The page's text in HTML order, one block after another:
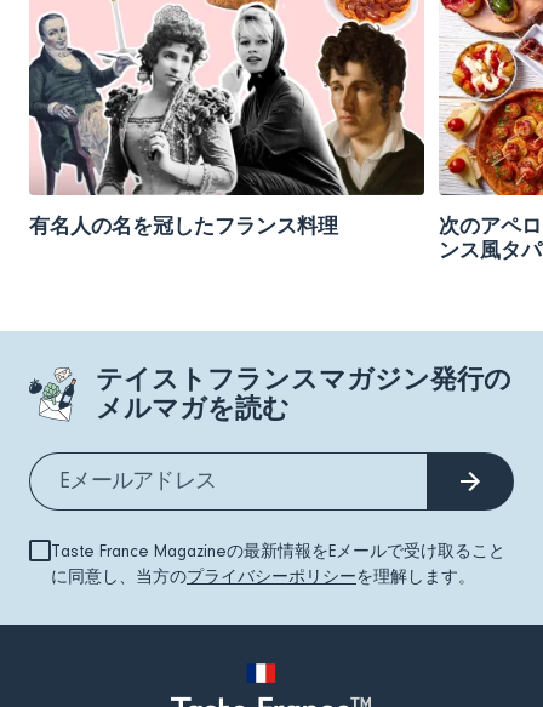
有名人の名を冠したフランス料理
次のアペ
ンス風タ
テイストフランスマガジン発行の
メルマガを読む
Taste France Magazineの最新情報をEメールで受け取ること
に同意し、当方のプライバシーポリシーを理解します。